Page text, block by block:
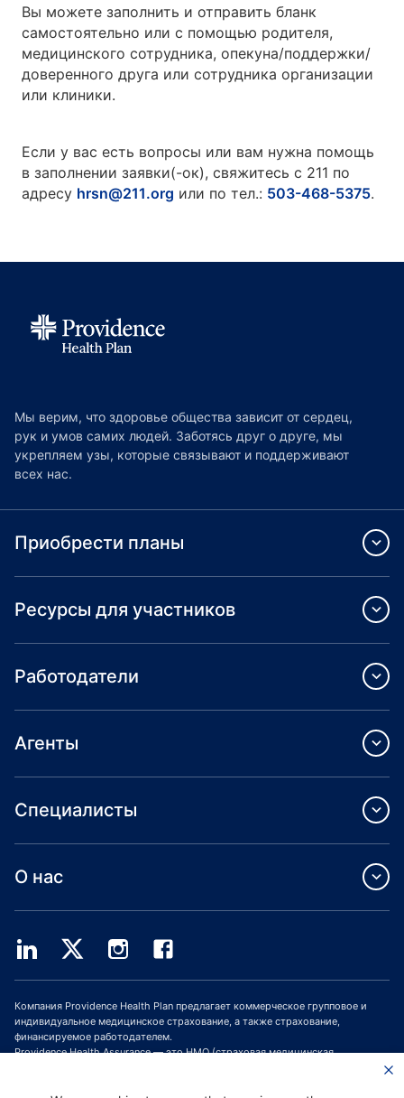
Вы можете заполнить и отправить бланк
самостоятельно или с помощью родителя,
медицинского сотрудника, опекуна/поддержки/
доверенного друга или сотрудника организации
или клиники.
Если у вас есть вопросы или вам нужна помощь
в заполнении заявки(-ок), свяжитесь с 211 по
адресу hrsn@211.org или по тел.: 503-468-5375.
Мы верим, что здоровье общества зависит от сердец,
рук и умов самих людей. Заботясь друг о друге, мы
укрепляем узы, которые связывают и поддерживают
всех нас.
Приобрести планы
Ресурсы для участников
Работодатели
Агенты
Специалисты
О нас
Компания Providence Health Plan предлагает коммерческое групповое и
индивидуальное медицинское страхование, а также страхование,
финансируемое работодателем.
Providence Health Assurance — это HMO (страховая медицинская